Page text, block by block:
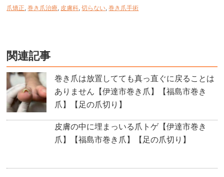
爪矯正,巻き爪治療, 皮膚科,切らない,巻き爪手術
関連記事
巻き爪は放置してても真っ直ぐに戻ることは
ありません【伊達市巻き爪】【福島市巻き
爪】【足の爪切り】
皮膚の中に埋まっいる爪トゲ【伊達市巻き
爪】【福島市巻き爪】【足の爪切り】